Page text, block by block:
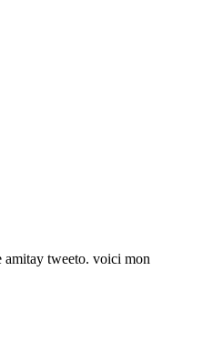
amitay tweeto. voici mon